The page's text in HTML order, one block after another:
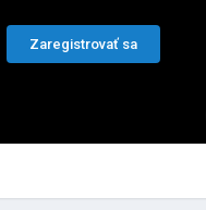
Zaregistrovať sa